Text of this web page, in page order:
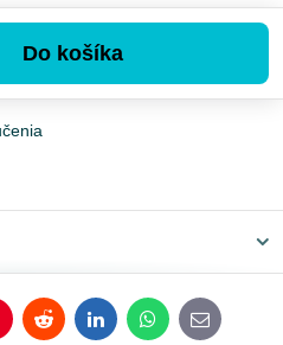
Do košíka
RedditLinkedInWhatsApp
E-